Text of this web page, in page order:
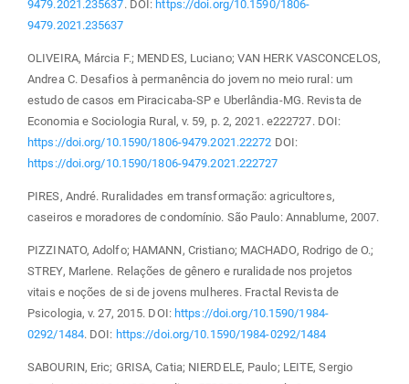
9479.2021.235637. DOI: https://doi.org/10.1590/1806-
9479.2021.235637
OLIVEIRA, Márcia F.; MENDES, Luciano; VAN HERK VASCONCELOS,
Andrea C. Desafios à permanência do jovem no meio rural: um
estudo de casos em Piracicaba-SP e Uberlândia-MG. Revista de
Economia e Sociologia Rural, v. 59, p. 2, 2021. e222727. DOI:
https://doi.org/10.1590/1806-9479.2021.22272 DOI:
https://doi.org/10.1590/1806-9479.2021.222727
PIRES, André. Ruralidades em transformação: agricultores,
caseiros e moradores de condomínio. São Paulo: Annablume, 2007.
PIZZINATO, Adolfo; HAMANN, Cristiano; MACHADO, Rodrigo de O.;
STREY, Marlene. Relações de gênero e ruralidade nos projetos
vitais e noções de si de jovens mulheres. Fractal Revista de
Psicologia, v. 27, 2015. DOI: https://doi.org/10.1590/1984-
0292/1484. DOI: https://doi.org/10.1590/1984-0292/1484
SABOURIN, Eric; GRISA, Catia; NIERDELE, Paulo; LEITE, Sergio